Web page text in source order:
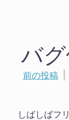
バ
前の投稿
しばしばフ